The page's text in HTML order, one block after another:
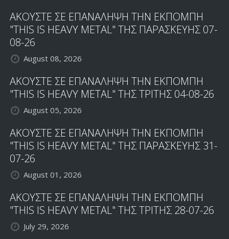
ΑΚΟΥΣΤΕ ΣΕ ΕΠΑΝΑΛΗΨΗ ΤΗΝ ΕΚΠΟΜΠΗ
"THIS IS HEAVY METAL" ΤΗΣ ΠΑΡΑΣΚΕΥΗΣ 07-
08-26
August 08, 2026
ΑΚΟΥΣΤΕ ΣΕ ΕΠΑΝΑΛΗΨΗ ΤΗΝ ΕΚΠΟΜΠΗ
"THIS IS HEAVY METAL" ΤΗΣ ΤΡΙΤΗΣ 04-08-26
August 05, 2026
ΑΚΟΥΣΤΕ ΣΕ ΕΠΑΝΑΛΗΨΗ ΤΗΝ ΕΚΠΟΜΠΗ
"THIS IS HEAVY METAL" ΤΗΣ ΠΑΡΑΣΚΕΥΗΣ 31-
07-26
August 01, 2026
ΑΚΟΥΣΤΕ ΣΕ ΕΠΑΝΑΛΗΨΗ ΤΗΝ ΕΚΠΟΜΠΗ
"THIS IS HEAVY METAL" ΤΗΣ ΤΡΙΤΗΣ 28-07-26
July 29, 2026